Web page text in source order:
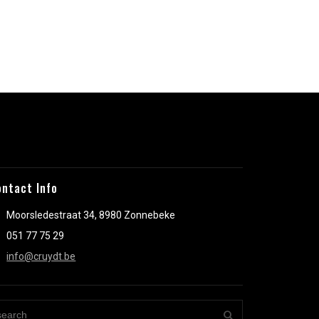
Info
Moorsledestraat 34, 8980 Zonnebeke
051 77 75 29
info@cruydt.be